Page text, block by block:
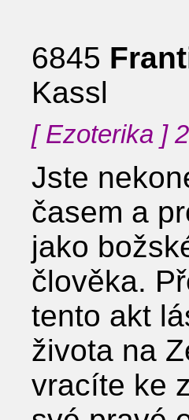
6845
Kassl
[ Ezoterika ]
Jste
časem a
jako
člověka.
tento akt
života na
vracíte ke